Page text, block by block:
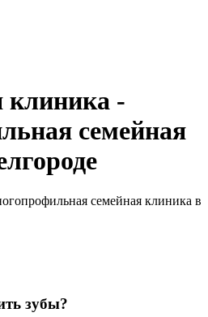
клиника -
семейная
семейная клиника в
зубы?